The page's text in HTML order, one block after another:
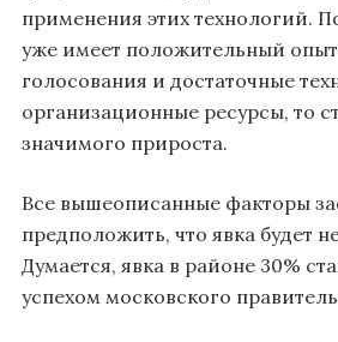
применения этих технологий.
уже имеет положительный опыт
голосования и достаточные
организационные ресурсы, то
значимого прироста.
Все вышеописанные факторы
предположить, что явка будет
Думается, явка в районе 30%
успехом московского